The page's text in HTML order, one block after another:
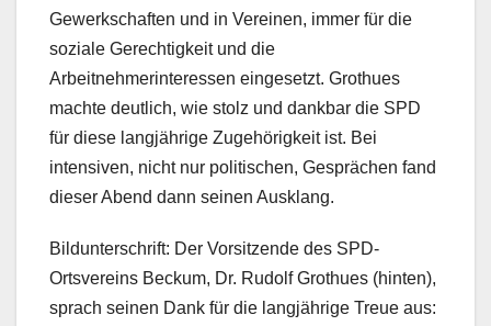
Gewerkschaften und in Vereinen, immer für die
soziale Gerechtigkeit und die
Arbeitnehmerinteressen eingesetzt. Grothues
machte deutlich, wie stolz und dankbar die SPD
für diese langjährige Zugehörigkeit ist. Bei
intensiven, nicht nur politischen, Gesprächen fand
dieser Abend dann seinen Ausklang.
Bildunterschrift: Der Vorsitzende des SPD-
Ortsvereins Beckum, Dr. Rudolf Grothues (hinten),
sprach seinen Dank für die langjährige Treue aus: